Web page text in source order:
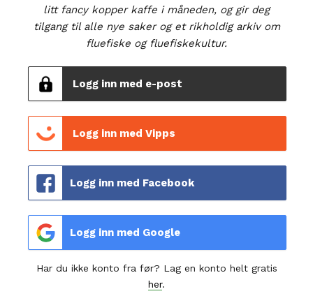
litt fancy kopper kaffe i måneden, og gir deg
tilgang til alle nye saker og et rikholdig arkiv om
fluefiske og fluefiskekultur.
Logg inn med e-post
Logg inn med Vipps
Logg inn med Facebook
Logg inn med Google
Har du ikke konto fra før? Lag en konto helt gratis
her.